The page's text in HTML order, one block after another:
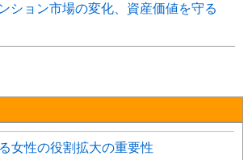
ション市場の変化、資産価値を守る
女性の役割拡大の重要性